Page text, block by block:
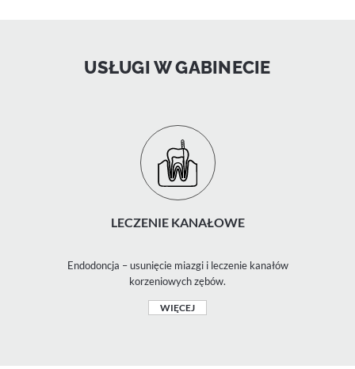
USŁUGI W GABINECIE
LECZENIE KANAŁOWE
Endodoncja – usunięcie miazgi i leczenie kanałów
korzeniowych zębów.
WIĘCEJ